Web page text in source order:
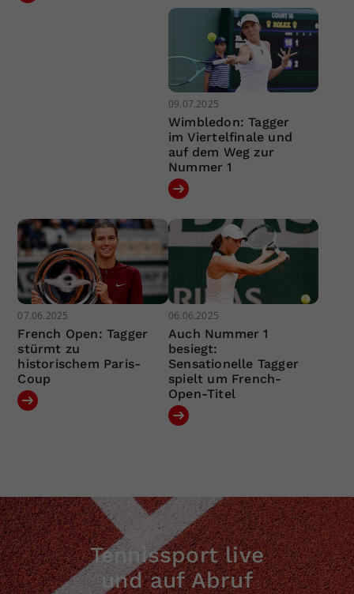
09.07.2025
Wimbledon: Tagger
im Viertelfinale und
auf dem Weg zur
Nummer 1
07.06.2025
French Open: Tagger
stürmt zu
historischem Paris-
Coup
06.06.2025
Auch Nummer 1
besiegt:
Sensationelle Tagger
spielt um French-
Open-Titel
Tennissport live
und auf Abruf